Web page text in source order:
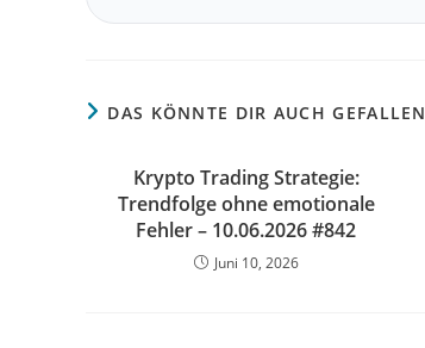
DAS KÖNNTE DIR AUCH GEFALLEN
Krypto Trading Strategie:
Trendfolge ohne emotionale
Fehler – 10.06.2026 #842
Juni 10, 2026